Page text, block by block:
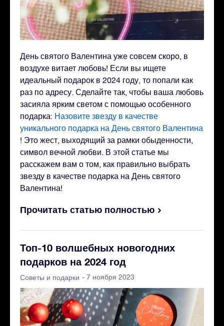
День святого Валентина уже совсем скоро, в
воздухе витает любовь! Если вы ищете
идеальный подарок в 2024 году, то попали как
раз по адресу. Сделайте так, чтобы ваша любовь
засияла ярким светом с помощью особенного
подарка: Назовите звезду в качестве
уникального подарка на День святого Валентина
! Это жест, выходящий за рамки обыденности,
символ вечной любви. В этой статье мы
расскажем вам о том, как правильно выбрать
звезду в качестве подарка на День святого
Валентина!
Прочитать статью полностью
Топ-10 волшебных новогодних
подарков на 2024 год
Советы и подарки - 7 ноября 2023